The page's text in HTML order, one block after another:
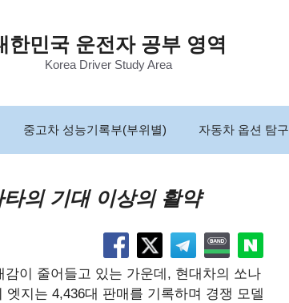
한민국 운전자 공부 영역
Korea Driver Study Area
중고차 성능기록부(부위별) 자동차 옵션 탐구
의 기대 이상의 활약
이 줄어들고 있는 가운데, 현대차의 쏘나
지는 4,436대 판매를 기록하며 경쟁 모델